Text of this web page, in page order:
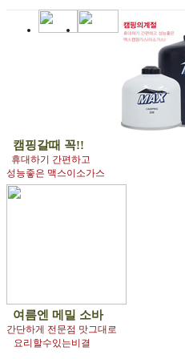
캠핑갈때 꼭!!
휴대하기 간편하고
성능좋은 맥스이소가스
여름엔 메밀 소바
간단하게 전문점 맛그대로
요리할수있는비결